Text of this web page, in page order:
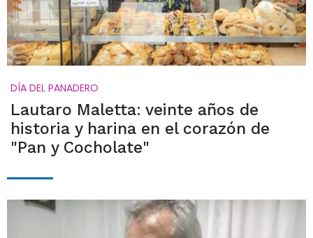
DÍA DEL PANADERO
Lautaro Maletta: veinte años de
historia y harina en el corazón de
"Pan y Cocholate"